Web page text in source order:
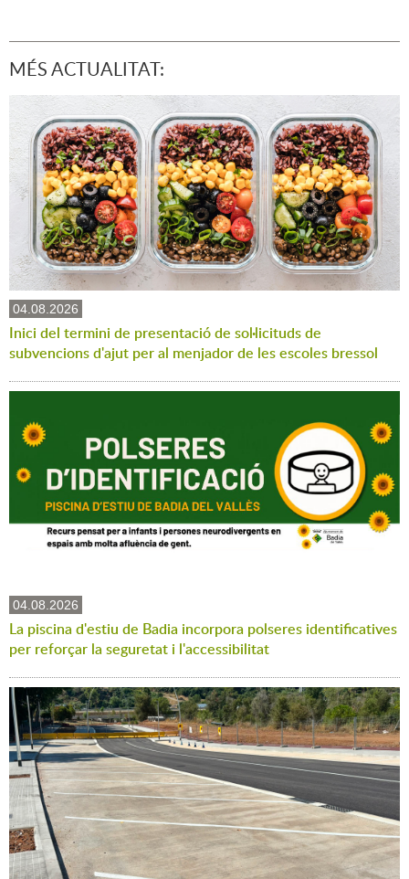
MÉS ACTUALITAT:
04.08.2026
Inici del termini de presentació de sol·licituds de
subvencions d'ajut per al menjador de les escoles bressol
04.08.2026
La piscina d'estiu de Badia incorpora polseres identificatives
per reforçar la seguretat i l'accessibilitat